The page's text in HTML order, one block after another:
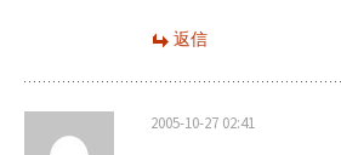
返信
2005-10-27 02:41